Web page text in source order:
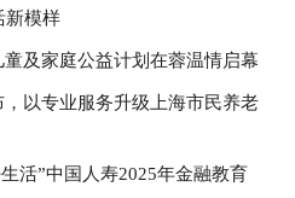
新模样
及家庭公益计划在蓉温情启幕
以专业服务升级上海市民养老
活”中国人寿2025年金融教育